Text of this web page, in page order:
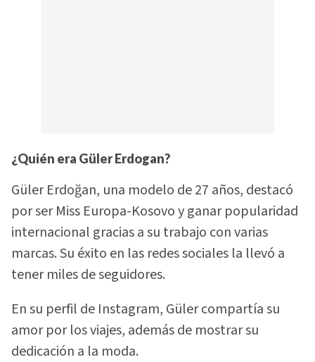
¿Quién era Güler Erdogan?
Güler Erdoğan, una modelo de 27 años, destacó
por ser Miss Europa-Kosovo y ganar popularidad
internacional gracias a su trabajo con varias
marcas. Su éxito en las redes sociales la llevó a
tener miles de seguidores.
En su perfil de Instagram, Güler compartía su
amor por los viajes, además de mostrar su
dedicación a la moda.